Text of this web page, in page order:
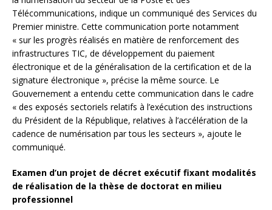
Télécommunications, indique un communiqué des Services du
Premier ministre. Cette communication porte notamment
« sur les progrès réalisés en matière de renforcement des
infrastructures TIC, de développement du paiement
électronique et de la généralisation de la certification et de la
signature électronique », précise la même source. Le
Gouvernement a entendu cette communication dans le cadre
« des exposés sectoriels relatifs à l’exécution des instructions
du Président de la République, relatives à l’accélération de la
cadence de numérisation par tous les secteurs », ajoute le
communiqué.
Examen d’un projet de décret exécutif fixant modalités
de réalisation de la thèse de doctorat en milieu
professionnel